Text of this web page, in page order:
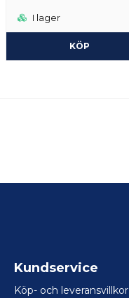
I lager
KÖP
Kundservice
Köp- och leveransvillkor